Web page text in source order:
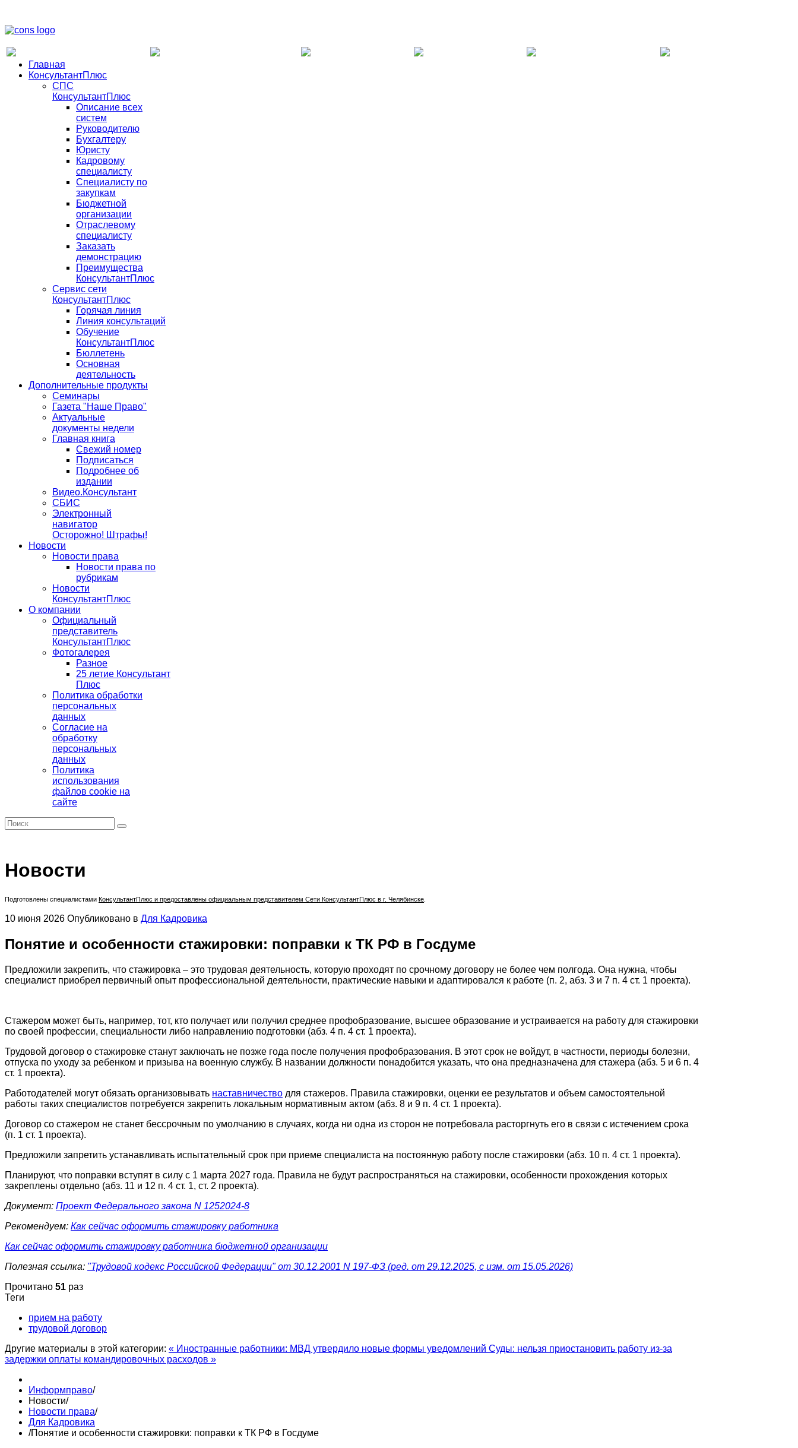
Главная
КонсультантПлюс
СПС
КонсультантПлюс
Описание всех
систем
Руководителю
Бухгалтеру
Юристу
Кадровому
специалисту
Специалисту по
закупкам
Бюджетной
организации
Отраслевому
специалисту
Заказать
демонстрацию
Преимущества
КонсультантПлюс
Сервис сети
КонсультантПлюс
Горячая линия
Линия консультаций
Обучение
КонсультантПлюс
Бюллетень
Основная
деятельность
Дополнительные продукты
Семинары
Газета "Наше Право"
Актуальные
документы недели
Главная книга
Свежий номер
Подписаться
Подробнее об
издании
Видео.Консультант
СБИС
Электронный
навигатор
Осторожно! Штрафы!
Новости
Новости права
Новости права по
рубрикам
Новости
КонсультантПлюс
О компании
Официальный
представитель
КонсультантПлюс
Фотогалерея
Разное
25 летие Консультант
Плюс
Политика обработки
персональных
данных
Согласие на
обработку
персональных
данных
Политика
использования
файлов cookie на
сайте
Новости
Подготовлены специалистами КонсультантПлюс и предоставлены официальным представителем Сети КонсультантПлюс в г. Челябинске
10 июня 2026 Опубликовано в Для Кадровика
Понятие и особенности стажировки: поправки к ТК РФ в Госдуме
Предложили закрепить, что стажировка – это трудовая деятельность, которую проходят по срочному договору не более чем полгода. Она нужна, чтобы
специалист приобрел первичный опыт профессиональной деятельности, практические навыки и адаптировался к работе (п. 2, абз. 3 и 7 п. 4 ст. 1 проекта).
Стажером может быть, например, тот, кто получает или получил среднее профобразование, высшее образование и устраивается на работу для стажировки
по своей профессии, специальности либо направлению подготовки (абз. 4 п. 4 ст. 1 проекта).
Трудовой договор о стажировке станут заключать не позже года после получения профобразования. В этот срок не войдут, в частности, периоды болезни,
отпуска по уходу за ребенком и призыва на военную службу. В названии должности понадобится указать, что она предназначена для стажера (абз. 5 и 6 п. 4
ст. 1 проекта).
Работодателей могут обязать организовывать наставничество для стажеров. Правила стажировки, оценки ее результатов и объем самостоятельной
работы таких специалистов потребуется закрепить локальным нормативным актом (абз. 8 и 9 п. 4 ст. 1 проекта).
Договор со стажером не станет бессрочным по умолчанию в случаях, когда ни одна из сторон не потребовала расторгнуть его в связи с истечением срока
(п. 1 ст. 1 проекта).
Предложили запретить устанавливать испытательный срок при приеме специалиста на постоянную работу после стажировки (абз. 10 п. 4 ст. 1 проекта).
Планируют, что поправки вступят в силу с 1 марта 2027 года. Правила не будут распространяться на стажировки, особенности прохождения которых
закреплены отдельно (абз. 11 и 12 п. 4 ст. 1, ст. 2 проекта).
Документ: Проект Федерального закона N 1252024-8
Рекомендуем: Как сейчас оформить стажировку работника
Как сейчас оформить стажировку работника бюджетной организации
Полезная ссылка: "Трудовой кодекс Российской Федерации" от 30.12.2001 N 197-ФЗ (ред. от 29.12.2025, с изм. от 15.05.2026)
Прочитано 51 раз
Теги
прием на работу
трудовой договор
Другие материалы в этой категории: « Иностранные работники: МВД утвердило новые формы уведомлений Суды: нельзя приостановить работу из-за
задержки оплаты командировочных расходов »
Информправо/
Новости/
Новости права/
Для Кадровика
/Понятие и особенности стажировки: поправки к ТК РФ в Госдуме